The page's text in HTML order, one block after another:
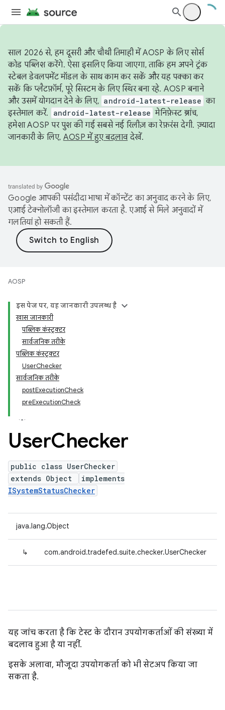
साल 2026 से, हम दूसरी और चौथी तिमाही में AOSP के लिए सोर्स
कोड पब्लिश करेंगे. ऐसा इसलिए किया जाएगा, ताकि हम अपने ट्रंक
स्टेबल डेवलपमेंट मॉडल के साथ काम कर सकें और यह पक्का कर
सकें कि प्लैटफ़ॉर्म, पूरे सिस्टम के लिए स्थिर बना रहे. AOSP बनाने
और उसमें योगदान देने के लिए, android-latest-release का
इस्तेमाल करें.
android-latest-release मेनिफ़ेस्ट ब्रांच,
हमेशा AOSP पर पुश की गई सबसे नई रिलीज़ का रेफ़रंस देगी. ज़्यादा
जानकारी के लिए, AOSP में हुए बदलावदेखें.
Google आपकी पसंदीदा भाषा में कॉन्टेंट का अनुवाद करने के लिए,
एआई टेक्नोलॉजी का इस्तेमाल करता है. एआई से मिले अनुवादों में
गलतियां हो सकती हैं.
AOSP
इस पेज पर, यह जानकारी उपलब्ध है
खास जानकारी
पब्लिक कंस्ट्रक्टर
सार्वजनिक तरीके
पब्लिक कंस्ट्रक्टर
UserChecker
सार्वजनिक तरीके
postExecutionCheck
preExecutionCheck
UserChecker
public class UserChecker
extends Object
implements
ISystemStatusChecker
java.lang.Object
↳ com.android.tradefed.suite.checker.UserChecker
यह जांच करता है कि टेस्ट के दौरान उपयोगकर्ताओं की संख्या में
बदलाव हुआ है या नहीं.
इसके अलावा, मौजूदा उपयोगकर्ता को भी सेटअप किया जा
सकता है.